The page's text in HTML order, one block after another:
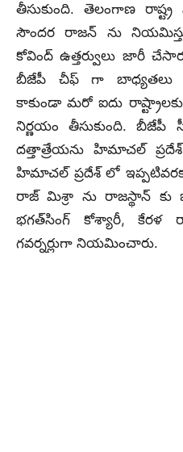
తీసుకుంది. తెలంగాణ
సౌందర రాజన్ ను
కోవింద్ ఉత్తర్వులు జారీ
బీజేపీ చీఫ్ గా బాధ్యతలు
కాకుండా మరో ఐదు రాష్ట్రాలకు
నిర్ణయం తీసుకుంది.
దత్తాత్రేయను హిమాచల్
హిమాచల్ ప్రదేశ్ లో
రాజ్ మిశ్రా ను రాజస్థాన్ కు
భగత్‌సింగ్‌ కోశ్యారీ, కేరళ
గవర్నర్లుగా నియమించారు.